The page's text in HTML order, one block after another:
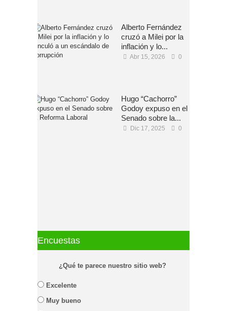
Alberto Fernández
cruzó a Milei por la
inflación y lo...
Abr 15, 2026 0
Hugo “Cachorro”
Godoy expuso en el
Senado sobre la...
Dic 17, 2025 0
Encuestas
¿Qué te parece nuestro sitio web?
Excelente
Muy bueno